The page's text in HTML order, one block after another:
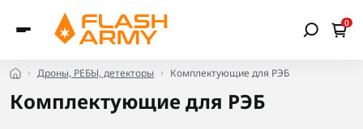
0
Дроны, РЕБЫ, детекторы Комплектующие для РЭБ
Комплектующие для РЭБ